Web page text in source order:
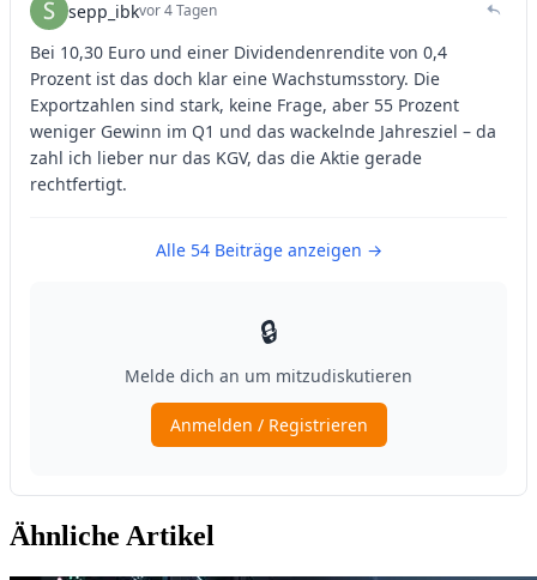
Ähnliche Artikel